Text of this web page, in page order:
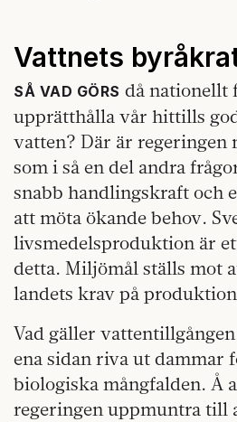
Vattnets
SÅ VAD GÖRS då nationellt
upprätthålla vår hittills
vatten? Där är regeringen
som i så en del andra
snabb handlingskraft och
att möta ökande behov.
livsmedelsproduktion är
detta. Miljömål ställs mot
landets krav på
Vad gäller
ena sidan riva ut dammar
biologiska mångfalden. Å
regeringen uppmuntra till